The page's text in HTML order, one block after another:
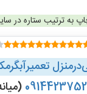
به ترتیب ستاره در
(میانه)